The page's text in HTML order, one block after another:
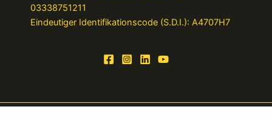
03338751211
Eindeutiger Identifikationscode (S.D.I.): A4707H7